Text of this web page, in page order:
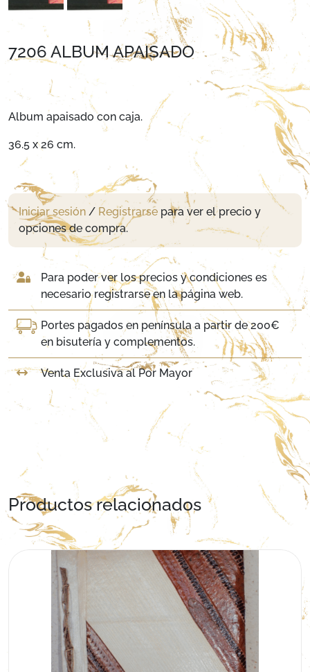
7206 ALBUM APAISADO
Album apaisado con caja.
36.5 x 26 cm.
Iniciar sesión / Registrarse para ver el precio y
opciones de compra.
Para poder ver los precios y condiciones es
necesario registrarse en la página web.
Portes pagados en península a partir de 200€
en bisutería y complementos.
Venta Exclusiva al Por Mayor
Productos relacionados